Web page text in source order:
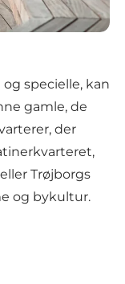
specielle, kan
gamle, de
der
Trøjborgs
og bykultur.